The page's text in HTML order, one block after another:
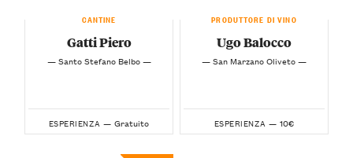
CANTINE
Gatti Piero
— Santo Stefano Belbo —
ESPERIENZA — Gratuito
PRODUTTORE DI VINO
Ugo Balocco
— San Marzano Oliveto —
ESPERIENZA — 10€